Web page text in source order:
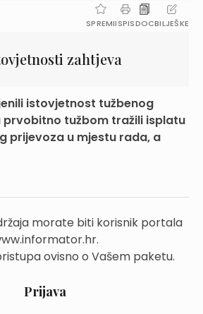
SPREMIISPISDOCBILJEŠKE
zahtjeva
istovjetnost tužbenog
prvobitno tužbom tražili isplatu
prijevoza u mjestu rada, a
morate biti korisnik portala
ovisno o Vašem paketu.
Prijava